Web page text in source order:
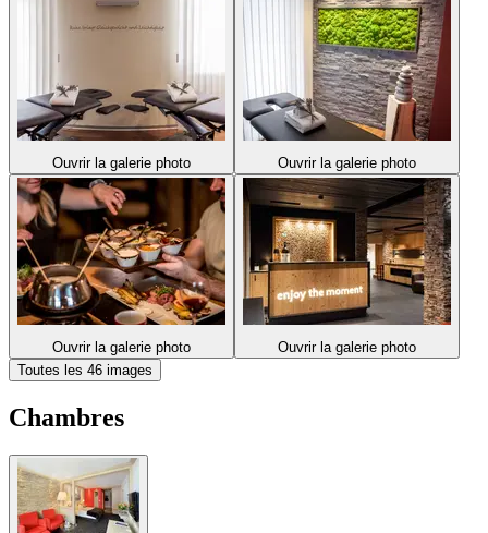
Ouvrir la galerie photo Ouvrir la galerie photo
Ouvrir la galerie photo
Ouvrir la galerie photo
Toutes les 46 images
Chambres